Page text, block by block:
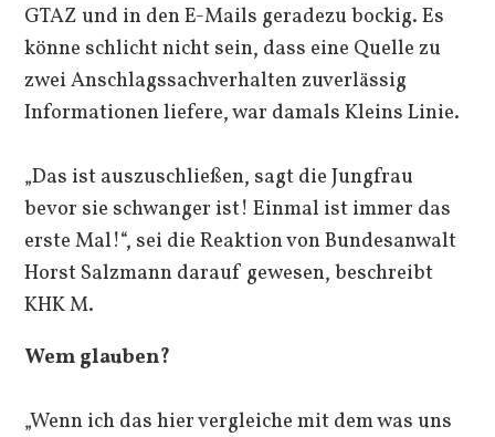
GTAZ und in den E-Mails geradezu bockig. Es
könne schlicht nicht sein, dass eine Quelle zu
zwei Anschlagssachverhalten zuverlässig
Informationen liefere, war damals Kleins Linie.
„Das ist auszuschließen, sagt die Jungfrau
bevor sie schwanger ist! Einmal ist immer das
erste Mal!“, sei die Reaktion von Bundesanwalt
Horst Salzmann darauf gewesen, beschreibt
KHK M.
Wem glauben?
„Wenn ich das hier vergleiche mit dem was uns